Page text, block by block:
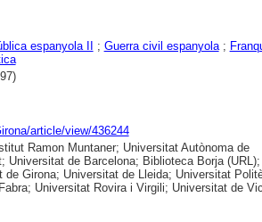
espanyola II ; Guerra civil espanyola;
article/view/436244
Ramon Muntaner; Universitat Autònoma de
Universitat de Barcelona; Biblioteca Borja (URL);
de Girona; Universitat de Lleida; Universitat
Universitat Rovira i Virgili; Universitat de